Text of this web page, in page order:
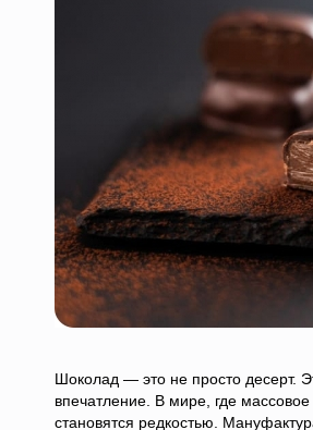
Шоколад — это не просто десерт.
впечатление. В мире, где
становятся редкостью.